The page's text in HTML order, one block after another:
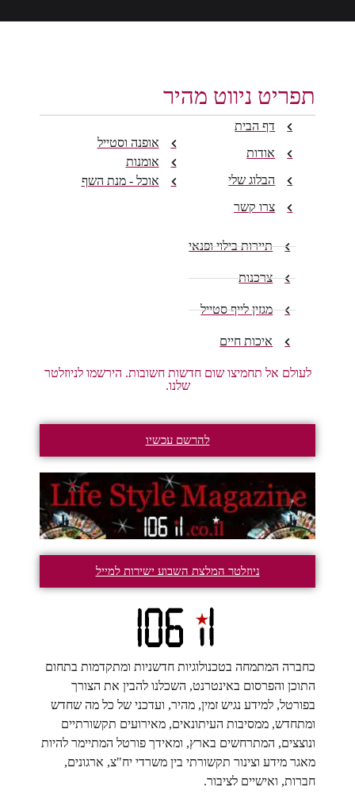
תפריט ניווט מהיר
דף הבית
אודות
הבלוג שלי
צרו קשר
אופנה וסטייל
אומנות
אוכל - מנת השף
תיירות בילוי ופנאי
צרכנות
מגזין לייף סטייל
איכות חיים
לעולם אל תחמיצו שום חדשות חשובות. הירשמו לניוזלטר
שלנו.
להרשם עכשיו
ניוזלטר המלצת השבוע ישירות למייל
כחברה המתמחה בטכנולוגיות חדשניות ומתקדמות בתחום
התוכן והפרסום באינטרנט, השכלנו להבין את הצורך
בפורטל, למידע נגיש זמין, מהיר, ועדכני של כל מה שחדש
ומתחדש, ממסיבות העיתונאים, מאירועים תקשורתיים
ונוצצים, המתרחשים בארץ, ומאידך פורטל המתיימר להיות
מאגר מידע וצינור תקשורתי בין משרדי יח"צ, ארגונים,
חברות, ואישיים לציבור.